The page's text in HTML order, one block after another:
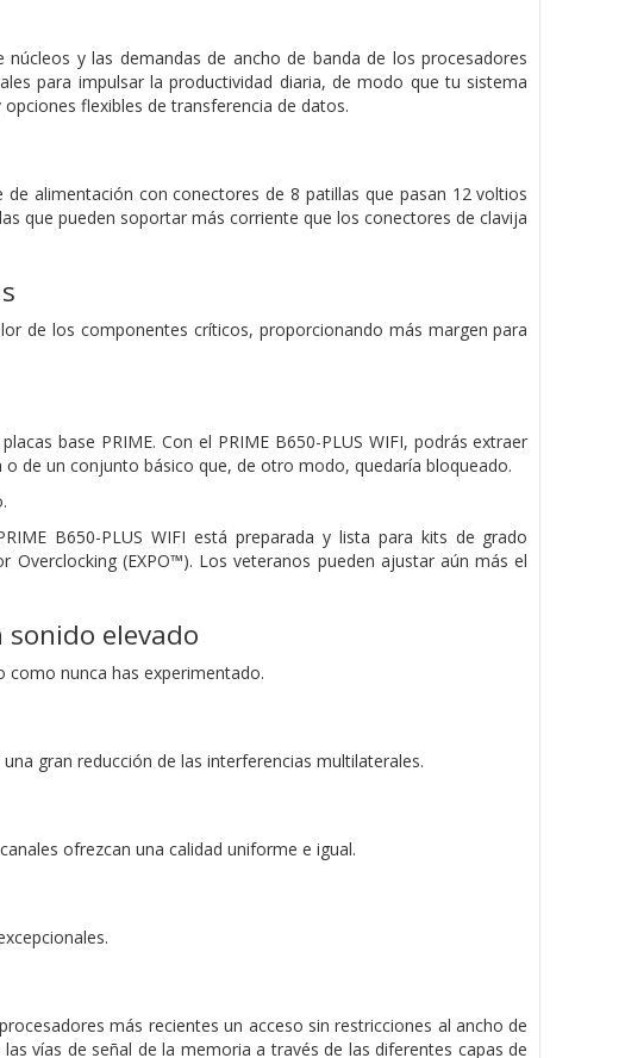
y las demandas de ancho de banda de los procesadores
para impulsar la productividad diaria, de modo que tu sistema
flexibles de transferencia de datos.
alimentación con conectores de 8 patillas que pasan 12 voltios
que pueden soportar más corriente que los conectores de clavija
de los componentes críticos, proporcionando más margen para
base PRIME. Con el PRIME B650-PLUS WIFI, podrás extraer
de un conjunto básico que, de otro modo, quedaría bloqueado.
B650-PLUS WIFI está preparada y lista para kits de grado
(EXPO™). Los veteranos pueden ajustar aún más el
elevado
como nunca has experimentado.
gran reducción de las interferencias multilaterales.
ofrezcan una calidad uniforme e igual.
más recientes un acceso sin restricciones al ancho de
vías de señal de la memoria a través de las diferentes capas de